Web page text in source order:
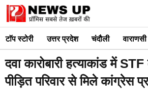
Skip
content
टाॅप स्टोरी उत्तर प्रदेश चंदौली वाराणसी
दवा कारोबारी हत्याकांड में
पीड़ित परिवार से मिले कांग्रेस